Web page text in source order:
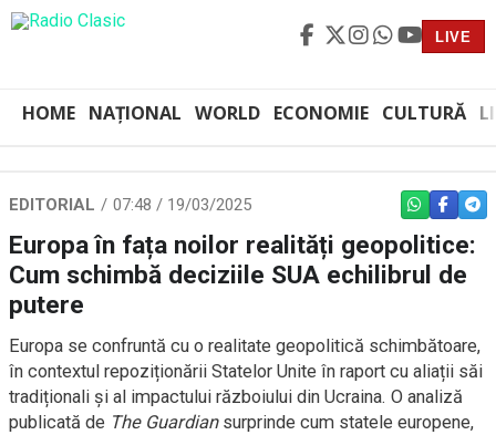
LIVE
HOME NAȚIONAL WORLD ECONOMIE CULTURĂ
EDITORIAL 07:48 / 19/03/2025 WHATSAPP
Europa în fața noilor realități geopolitice:
Cum schimbă deciziile SUA echilibrul de
putere
Europa se confruntă cu o realitate geopolitică schimbătoare,
în contextul repoziționării Statelor Unite în raport cu aliații săi
tradiționali și al impactului războiului din Ucraina. O analiză
publicată de The Guardiansurprinde cum statele europene,